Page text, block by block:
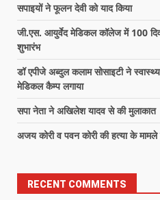
सपाइयों ने फूलन देवी को याद किया
जी.एस. आयुर्वेद मेडिकल कॉलेज में 100
शुभारंभ
डॉ एपीजे अब्दुल कलाम सोसाइटी ने
मेडिकल कैम्प लगाया
सपा नेता ने अखिलेश यादव से की मुलाकात
अजय कोरी व पवन कोरी की हत्या के मामले
RECENT COMMENTS